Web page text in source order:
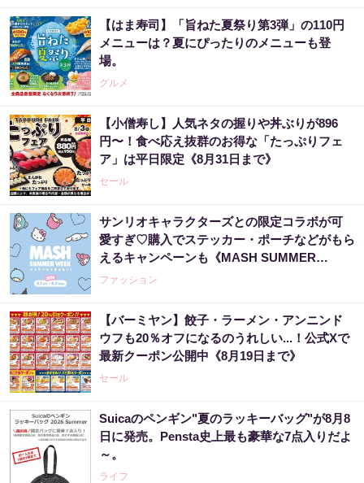
PR（ビタブリッドジャパン）
【はま寿司】「旨ねた夏祭り第3弾」の110円
メニューは？夏にぴったりのメニューも登
場。
グルメ
【小僧寿し】人気ネタの握りや丼ぶりが896
円〜！食べ応え抜群のお得な「たっぷりフェ
ア」は平日限定《8月31日まで》
セール
サンリオキャラクターズとの限定コラボが可
愛すぎ♡購入でステッカー・ポーチなどがもら
えるキャンペーンも《MASH SUMMER
WEEK 2026》
ファッション
【バーミヤン】餃子・ラーメン・アンニンド
ウフも20％オフになるのうれしい...！公式Xで
最新クーポン公開中《8月19日まで》
セール
Suicaのペンギン"夏のラッキーバッグ"が8月8
日に発売。Pensta史上最も豪華な7点入りだよ
～。
ライフ